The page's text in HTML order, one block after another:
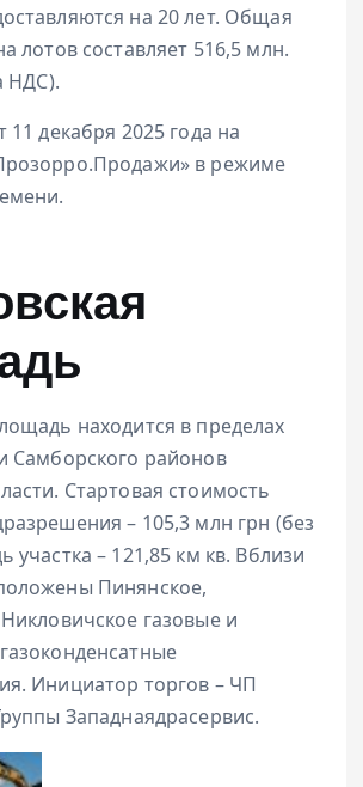
на 20 лет. Общая
лотов составляет 516,5 млн.
НДС).
11 декабря 2025 года на
в режиме
находится в пределах
Самборского районов
Стартовая стоимость
– 105,3 млн грн (без
– 121,85 км кв. Вблизи
Пинянское,
газовые и
Инициатор торгов – ЧП
Западнаядрасервис.